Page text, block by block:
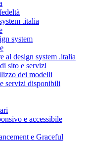
.italia
system
al design system .italia
sito e servizi
dei modelli
servizi disponibili
e accessibile
e Graceful